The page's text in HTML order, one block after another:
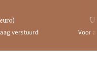
verstuurd Voor